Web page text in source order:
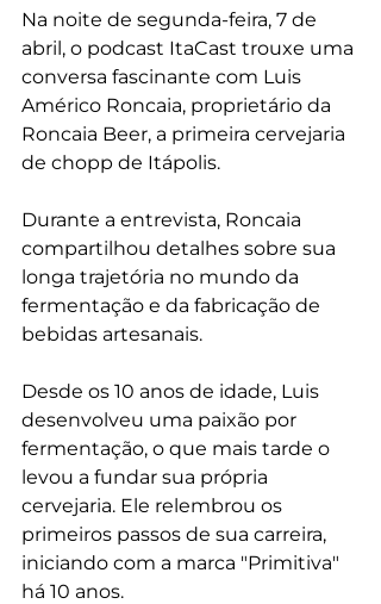
Na noite de segunda-feira, 7 de
abril, o podcast ItaCast trouxe uma
conversa fascinante com Luis
Américo Roncaia, proprietário da
Roncaia Beer, a primeira cervejaria
de chopp de Itápolis.
Durante a entrevista, Roncaia
compartilhou detalhes sobre sua
longa trajetória no mundo da
fermentação e da fabricação de
bebidas artesanais.
Desde os 10 anos de idade, Luis
desenvolveu uma paixão por
fermentação, o que mais tarde o
levou a fundar sua própria
cervejaria. Ele relembrou os
primeiros passos de sua carreira,
iniciando com a marca "Primitiva"
há 10 anos.